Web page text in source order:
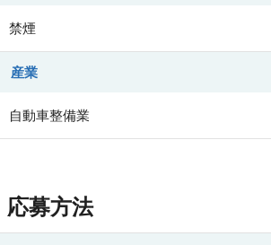
禁煙
産業
自動車整備業
応募方法